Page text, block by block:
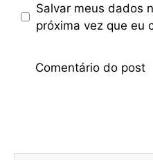
Salvar meus dados
próxima vez que eu